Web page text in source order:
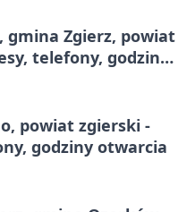
gmina Zgierz, powiat
telefony, godziny
powiat zgierski -
godziny otwarcia